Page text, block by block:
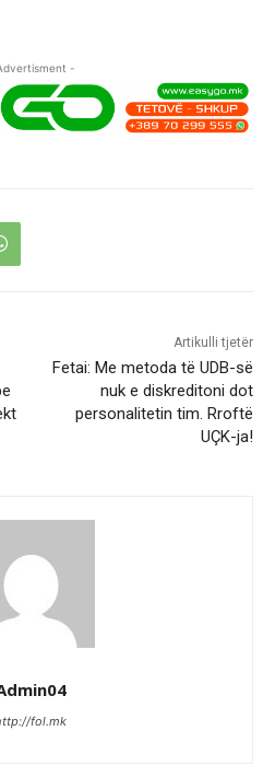
-
Artikulli tjetër
Fetai: Me metoda të UDB-së
nuk e diskreditoni dot
personalitetin tim. Rroftë
UÇK-ja!
fol.mk